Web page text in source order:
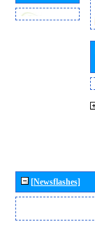
[Newsflashes]